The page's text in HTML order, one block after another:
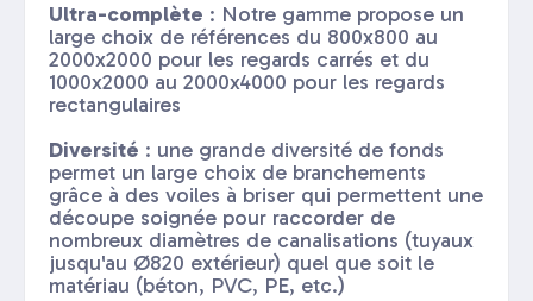
Ultra-complète : Notre gamme propose un
large choix de références du 800x800 au
2000x2000 pour les regards carrés et du
1000x2000 au 2000x4000 pour les regards
rectangulaires
Diversité : une grande diversité de fonds
permet un large choix de branchements
grâce à des voiles à briser qui permettent une
découpe soignée pour raccorder de
nombreux diamètres de canalisations (tuyaux
jusqu'au Ø820 extérieur) quel que soit le
matériau (béton, PVC, PE, etc.)